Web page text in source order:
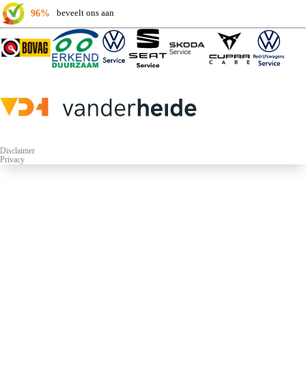
96% beveelt ons aan
Disclaimer
Privacy